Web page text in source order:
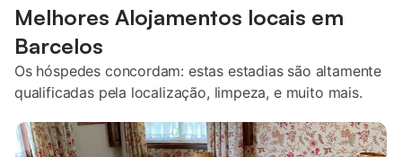
Melhores Alojamentos locais em
Barcelos
Os hóspedes concordam: estas estadias são altamente
qualificadas pela localização, limpeza, e muito mais.